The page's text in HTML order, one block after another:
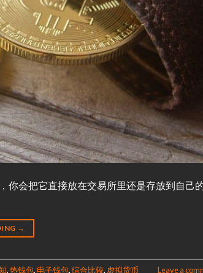
你会把它直接放在交易所里还是存放到自己
→
,热钱包, 电子钱包,综合比较, 虚拟货币 Leave a